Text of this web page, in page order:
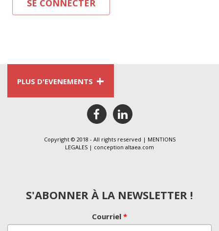
PLUS D'EVENEMENTS +
facebooklinkedin
Copyright © 2018 - All rights reserved | MENTIONS
LEGALES | conception altaea.com
S'ABONNER À LA NEWSLETTER !
Courriel *